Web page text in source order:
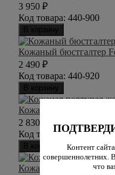
Контент
совершеннолетних.
что
3 950 ₽
Код товара: 440-900
В корзину
Кожаный бюстгалтер
2 490 ₽
Код товара: 440-920
В корзину
Кожаная портупея
2 830
Код товара:440-730
В корзину
Кожаная портупея